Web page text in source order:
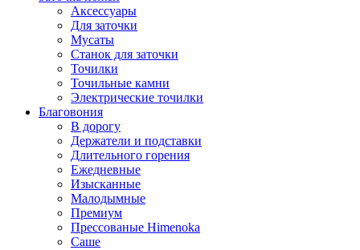
Аксессуары
Для заточки
Мусаты
Станок для заточки
Точилки
Точильные камни
Электрические точилки
Благовония
В дорогу
Держатели и подставки
Длительного горения
Ежедневные
Изысканные
Малодымные
Премиум
Прессованые Himenoka
Саше